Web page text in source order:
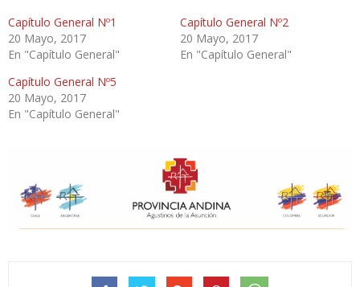
Capítulo General Nº1
20 Mayo, 2017
En "Capítulo General"
Capítulo General Nº2
20 Mayo, 2017
En "Capítulo General"
Capítulo General Nº5
20 Mayo, 2017
En "Capítulo General"